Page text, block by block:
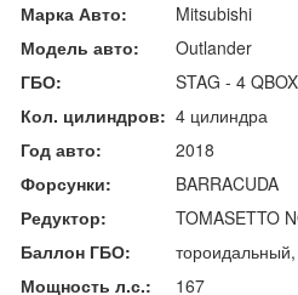
Марка Авто:
Mitsubishi
Модель авто:
Outlander
ГБО:
STAG - 4
Кол. цилиндров: 4 цилиндра
Год авто:
2018
Форсунки:
BARRACUDA
Редуктор:
TOMASETTO
Баллон ГБО:
Мощность л.с.:
167